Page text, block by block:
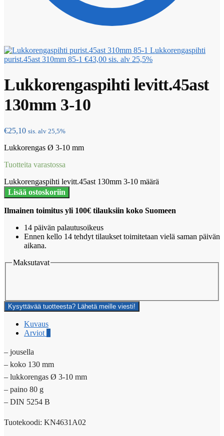
Lukkorengaspihti
purist.45ast 310mm 85-1 €43,00 sis. alv 25,5%
Lukkorengaspihti levitt.45ast
130mm 3-10
€25,10 sis. alv 25,5%
Lukkorengas Ø 3-10 mm
Tuotteita varastossa
Lukkorengaspihti levitt.45ast 130mm 3-10 määrä
Lisää ostoskoriin
Ilmainen toimitus yli 100€ tilauksiin koko Suomeen
14 päivän palautusoikeus
Ennen kello 14 tehdyt tilaukset toimitetaan vielä saman päivän
aikana.
Maksutavat
Kysyttävää tuotteesta? Lähetä meille viesti!
Kuvaus
Arviot 0
– jousella
– koko 130 mm
– lukkorengas Ø 3-10 mm
– paino 80 g
– DIN 5254 B
Tuotekoodi: KN4631A02